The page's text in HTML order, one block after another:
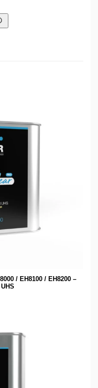
/ EH8100 / EH8200 –